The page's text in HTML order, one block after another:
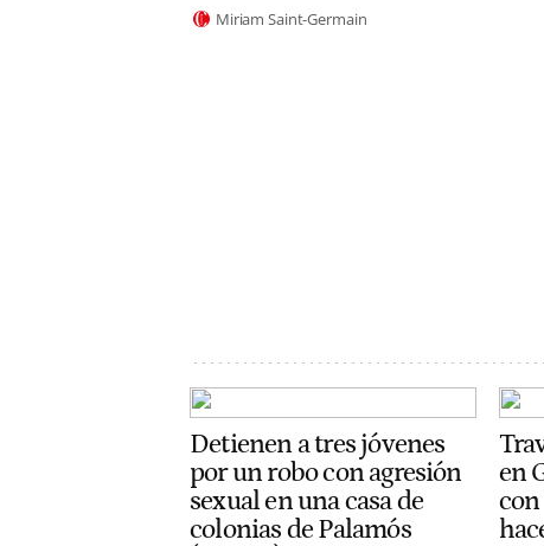
Miriam Saint-Germain
Detienen a tres jóvenes
por un robo con agresión
sexual en una casa de
colonias de Palamós
en
con